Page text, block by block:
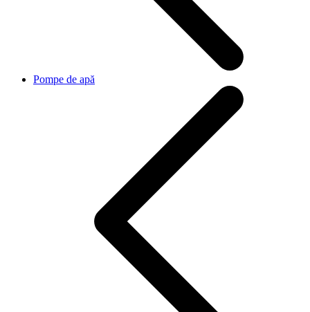
Pompe de apă